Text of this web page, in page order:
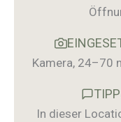
Kamera, 24–70
In dieser